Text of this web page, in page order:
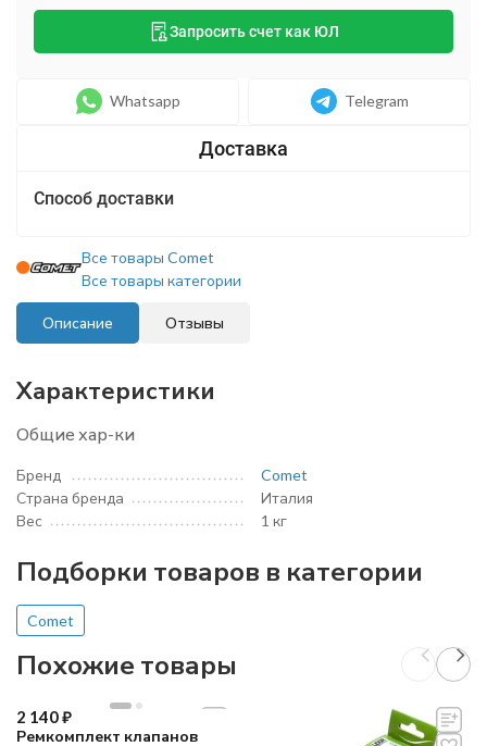
Запросить счет как ЮЛ
Whatsapp Telegram
Способ доставки
Все товары Comet
Все товары категории
Описание Отзывы
Характеристики
Общие хар-ки
Бренд
Comet
Страна бренда
Италия
Вес
1 кг
Подборки товаров в категории
Comet
Похожие товары
2 140₽
Ремкомплект клапанов